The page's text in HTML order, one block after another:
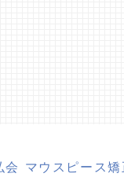
マウスピース矯